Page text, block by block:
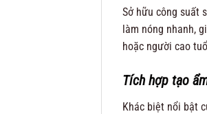
Sở hữu công suất
làm nóng nhanh,
hoặc người cao
Tích hợp tạo
Khác biệt nổi bật